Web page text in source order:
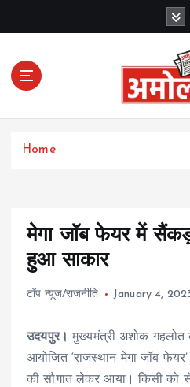
c
Amolak News
Home
मेगा जॉब फेयर में
हुआ साकार
टॉप न्यूज/राजनीति January 4,
उदयपुर।
मुख्यमंत्री अशोक
आयोजित ‘राजस्थान मेगा जॉब
की सौगात लेकर आया। किसी को